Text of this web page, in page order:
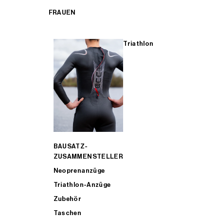
FRAUEN
Triathlon
BAUSATZ-
ZUSAMMENSTELLER
Neoprenanzüge
Triathlon-Anzüge
Zubehör
Taschen